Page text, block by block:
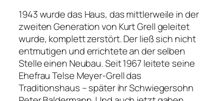
1943 wurde das Haus, das mittlerweile in der
zweiten Generation von Kurt Grell geleitet
wurde, komplett zerstört. Der ließ sich nicht
entmutigen und errichtete an der selben
Stelle einen Neubau. Seit 1967 leitete seine
Ehefrau Telse Meyer-Grell das
Traditionshaus – später ihr Schwiegersohn